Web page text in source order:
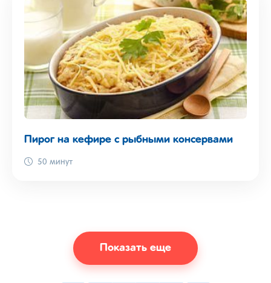
Пирог на кефире с рыбными консервами
50 минут
Показать еще